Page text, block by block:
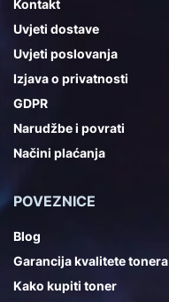
Kontakt
Uvjeti dostave
Uvjeti poslovanja
Izjava o privatnosti
GDPR
Narudžbe i povrati
Načini plaćanja
POVEZNICE
Blog
Garancija kvalitete tonera
Kako kupiti toner